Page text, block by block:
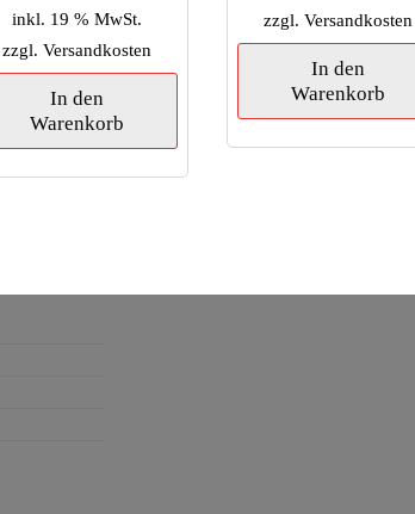
inkl. 19 % MwSt.
zzgl.Versandkosten
In den
Warenkorb
zzgl.Versandkosten
In den
Warenkorb